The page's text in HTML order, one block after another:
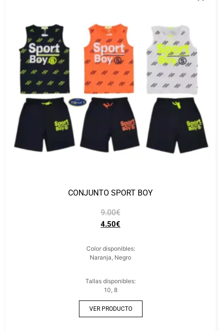
CONJUNTO SPORT BOY
9.00€
4.50€
Color disponibles:
Naranja, Negro
Tallas disponibles:
10, 8
VER PRODUCTO